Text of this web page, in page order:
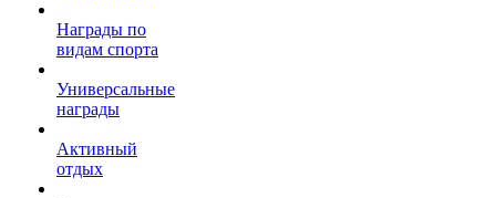
Награды по
видам спорта
Универсальные
награды
Активный
отдых